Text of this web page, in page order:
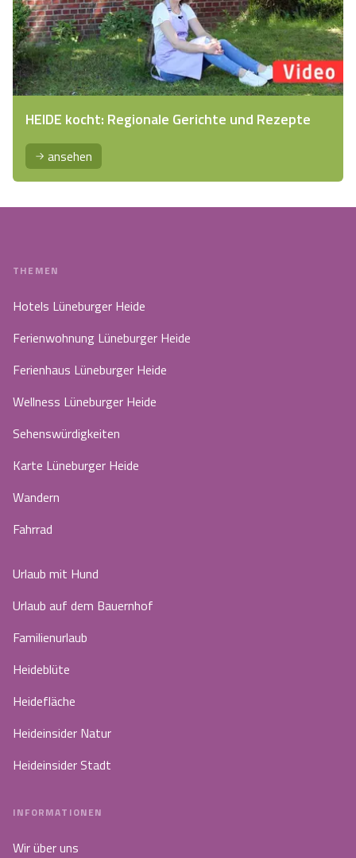
HEIDE kocht: Regionale Gerichte und Rezepte
ansehen
THEMEN
Hotels Lüneburger Heide
Ferienwohnung Lüneburger Heide
Ferienhaus Lüneburger Heide
Wellness Lüneburger Heide
Sehenswürdigkeiten
Karte Lüneburger Heide
Wandern
Fahrrad
Urlaub mit Hund
Urlaub auf dem Bauernhof
Familienurlaub
Heideblüte
Heidefläche
Heideinsider Natur
Heideinsider Stadt
INFORMATIONEN
Wir über uns